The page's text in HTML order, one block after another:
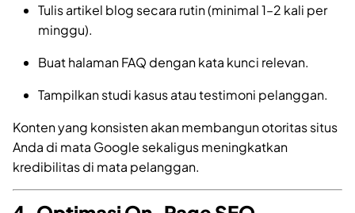
Tulis artikel blog secara rutin (minimal 1–2 kali per
minggu).
Buat halaman FAQ dengan kata kunci relevan.
Tampilkan studi kasus atau testimoni pelanggan.
Konten yang konsisten akan membangun otoritas situs
Anda di mata Google sekaligus meningkatkan
kredibilitas di mata pelanggan.